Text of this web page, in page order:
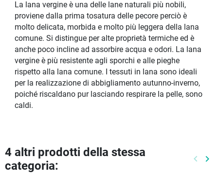
La lana vergine è una delle lane naturali più nobili,
proviene dalla prima tosatura delle pecore perciò è
molto delicata, morbida e molto più leggera della lana
comune. Si distingue per alte proprietà termiche ed è
anche poco incline ad assorbire acqua e odori. La lana
vergine è più resistente agli sporchi e alle pieghe
rispetto alla lana comune. I tessuti in lana sono ideali
per la realizzazione di abbigliamento autunno-inverno,
poiché riscaldano pur lasciando respirare la pelle, sono
caldi.
4 altri prodotti della stessa
categoria:
keyboard_arrow_left keyboard_arrow_right